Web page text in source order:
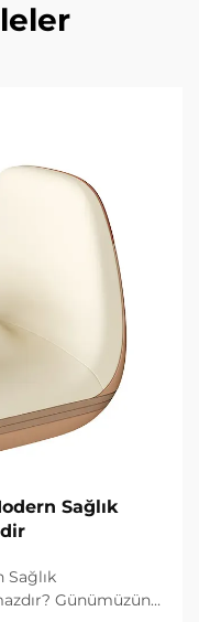
Sağlık
Sağlık
Günümüzün